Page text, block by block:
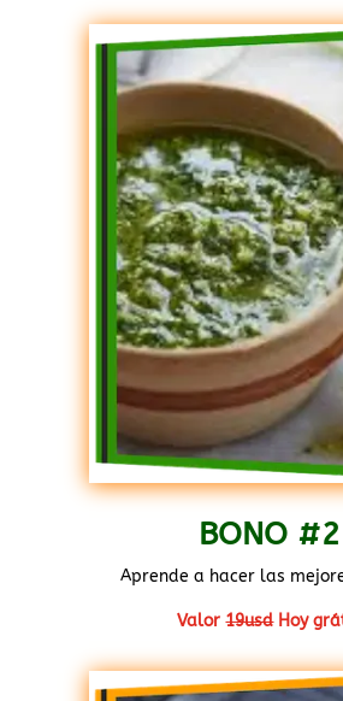
BONO #2
Aprende a hacer las
Valor19usdHoy